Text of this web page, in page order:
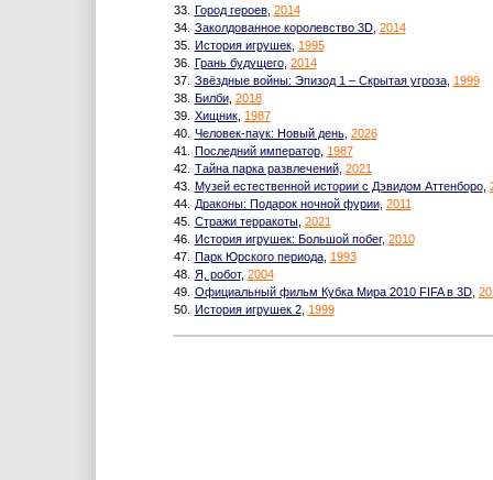
33. Город героев, 2014
34. Заколдованное королевство 3D, 2014
35. История игрушек, 1995
36. Грань будущего, 2014
37. Звёздные войны: Эпизод 1 – Скрытая угроза, 1999
38. Билби, 2018
39. Хищник, 1987
40. Человек-паук: Новый день, 2026
41.
Последний император, 1987
42. Тайна парка развлечений, 2021
43. Музей естественной истории с Дэвидом Аттенборо,
44.
Драконы: Подарок ночной фурии, 2011
45. Стражи терракоты, 2021
46. История игрушек: Большой побег, 2010
47. Парк Юрского периода, 1993
48. Я, робот, 2004
49. Официальный фильм Кубка Мира 2010 FIFA в 3D,
50. История игрушек 2, 1999